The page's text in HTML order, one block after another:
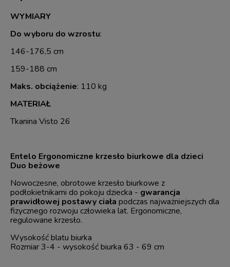
WYMIARY
Do wyboru do wzrostu:
146-176,5 cm
159-188 cm
Maks. obciążenie: 110 kg
MATERIAŁ
Tkanina Visto 26
Entelo Ergonomiczne krzesło biurkowe dla dzieci
Duo beżowe
Nowoczesne, obrotowe krzesło biurkowe z
podłokietnikami do pokoju dziecka - gwarancja
prawidłowej postawy ciała podczas najważniejszych dla
fizycznego rozwoju człowieka lat. Ergonomiczne,
regulowane krzesło.
Wysokość blatu biurka
Rozmiar 3-4 - wysokość biurka 63 - 69 cm